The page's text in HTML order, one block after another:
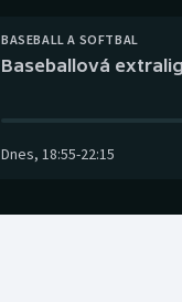
BASEBALL A SOFTBAL
Baseballová
Dnes, 18:55-22:15